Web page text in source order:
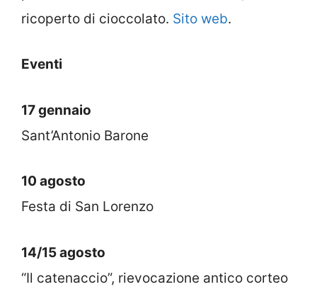
ricoperto di cioccolato. Sito web.
Eventi
17 gennaio
Sant’Antonio Barone
10 agosto
Festa di San Lorenzo
14/15 agosto
“Il catenaccio”, rievocazione antico corteo